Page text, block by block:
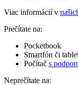
Viac informácií v
Prečítate na:
Pocketbook
Smartfón či
Počítač s
Neprečítate na: